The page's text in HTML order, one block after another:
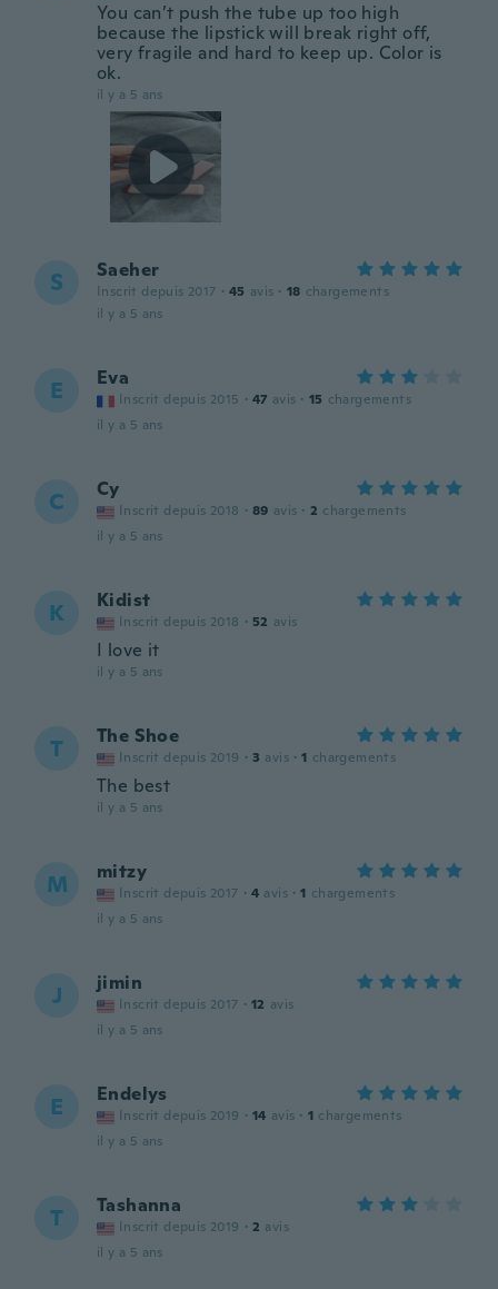
You can’t push the tube up too high
because the lipstick will break right off,
very fragile and hard to keep up. Color is
ok.
il y a 5 ans
S Saeher
Inscrit depuis 2017 · 45 avis · 18 chargements
il y a 5 ans
E Eva
Inscrit depuis 2015 · 47 avis · 15 chargements
il y a 5 ans
C Cy
Inscrit depuis 2018 · 89 avis · 2 chargements
il y a 5 ans
K Kidist
Inscrit depuis 2018 · 52 avis
I love it
il y a 5 ans
T The Shoe
Inscrit depuis 2019 · 3 avis · 1 chargements
The best
il y a 5 ans
M mitzy
Inscrit depuis 2017 · 4 avis · 1 chargements
il y a 5 ans
J jimin
Inscrit depuis 2017 · 12 avis
il y a 5 ans
E Endelys
Inscrit depuis 2019 · 14 avis · 1 chargements
il y a 5 ans
T Tashanna
Inscrit depuis 2019 · 2 avis
il y a 5 ans